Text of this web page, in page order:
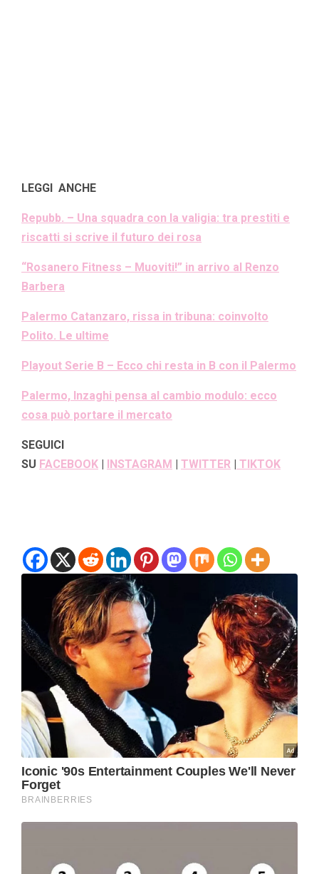
LEGGI ANCHE
Repubb. – Una squadra con la valigia: tra prestiti e
riscatti si scrive il futuro dei rosa
“Rosanero Fitness – Muoviti!” in arrivo al Renzo
Barbera
Palermo Catanzaro, rissa in tribuna: coinvolto
Polito. Le ultime
Playout Serie B – Ecco chi resta in B con il Palermo
Palermo, Inzaghi pensa al cambio modulo: ecco
cosa può portare il mercato
SEGUICI
SU FACEBOOK | INSTAGRAM | TWITTER | TIKTOK